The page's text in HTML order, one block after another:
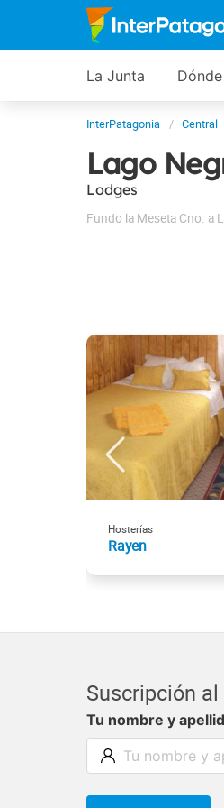
La Junta
InterPatagonia Central
Lago
Lodges
Fundo la Meseta Cno. a
Hosterías
Rayen
Suscripción
Tu nombre y